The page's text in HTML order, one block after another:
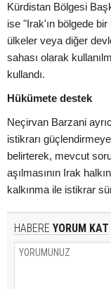
Kürdistan Bölgesi
ise "Irak'ın bölgede
ülkeler veya diğer
sahası olarak
kullandı.
Hükümete destek
Neçirvan Barzani
istikrarı
belirterek, mevcut
aşılmasının Irak
kalkınma ile istikrar
HABERE YORUM KAT